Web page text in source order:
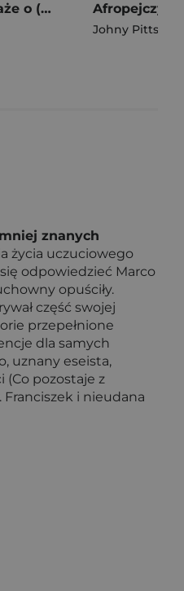
Głodne Reportaże o (nie)jedzeniu
Johny Pitts
znanych
życia uczuciowego
odpowiedzieć Marco
opuściły.
część swojej
przepełnione
dla samych
uznany eseista,
pozostaje z
Franciszek i nieudana